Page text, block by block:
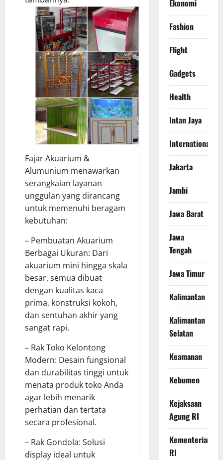
Fajar Akuarium &
Alumunium menawarkan
serangkaian layanan
unggulan yang dirancang
untuk memenuhi beragam
kebutuhan:
– Pembuatan Akuarium
Berbagai Ukuran: Dari
akuarium mini hingga skala
besar, semua dibuat
dengan kualitas kaca
prima, konstruksi kokoh,
dan sentuhan akhir yang
sangat rapi.
– Rak Toko Kelontong
Modern: Desain fungsional
dan durabilitas tinggi untuk
menata produk toko Anda
agar lebih menarik
perhatian dan tertata
secara profesional.
– Rak Gondola: Solusi
display ideal untuk
Ekonomi
Fashion
Flight
Gadgets
Health
Intan Jaya
International
Jakarta
Jambi
Jawa Barat
Jawa
Tengah
Jawa Timur
Kalimantan
Kalimantan
Selatan
Keamanan
Kebumen
Kejaksaan
Agung RI
Kementerian
RI